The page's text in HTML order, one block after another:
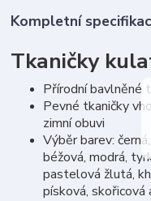
Kompletní
Tkaničky
Přírodní bavlněné
Pevné tkaničky
zimní obuvi
Výběr barev:
béžová, modrá,
pastelová žlutá,
písková, skořicová